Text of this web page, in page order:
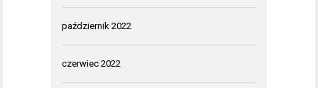
październik 2022
czerwiec 2022